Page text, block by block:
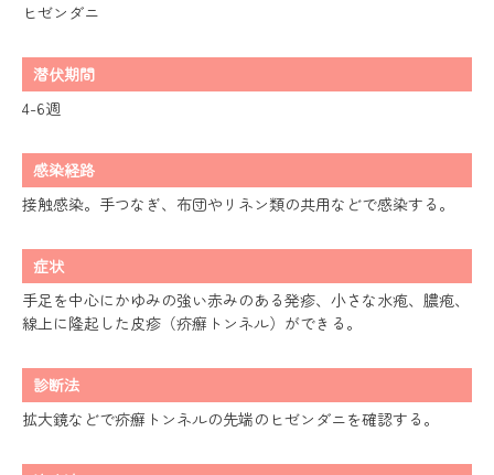
ヒゼンダニ
潜伏期間
4-6週
感染経路
接触感染。手つなぎ、布団やリネン類の共用などで感染する。
症状
手足を中心にかゆみの強い赤みのある発疹、小さな水疱、膿疱、
線上に隆起した皮疹（疥癬トンネル）ができる。
診断法
拡大鏡などで疥癬トンネルの先端のヒゼンダニを確認する。